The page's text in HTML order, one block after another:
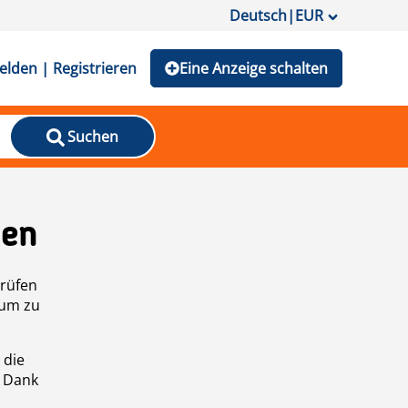
Deutsch|EUR
| Registrieren Eine Anzeige schalten
Suchen
zu
die